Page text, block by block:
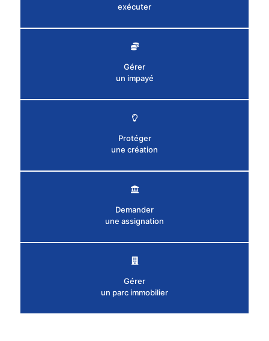
exécuter
Gérer
un impayé
Protéger
une création
Demander
une assignation
Gérer
un parc immobilier